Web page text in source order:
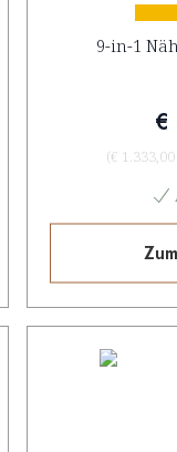
9-in-1
€
(€ 1.333,00